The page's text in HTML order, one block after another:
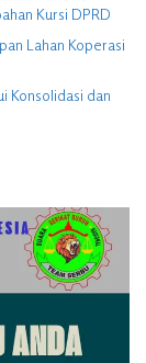
Kursi DPRD
Lahan Koperasi
Konsolidasi dan